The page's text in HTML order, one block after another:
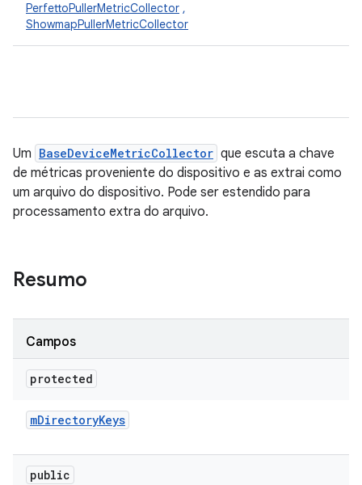
PerfettoPullerMetricCollector ,
ShowmapPullerMetricCollector
Um BaseDeviceMetricCollector que escuta a chave
de métricas proveniente do dispositivo e as extrai como
um arquivo do dispositivo. Pode ser estendido para
processamento extra do arquivo.
Resumo
Campos
protected
mDirectoryKeys
public